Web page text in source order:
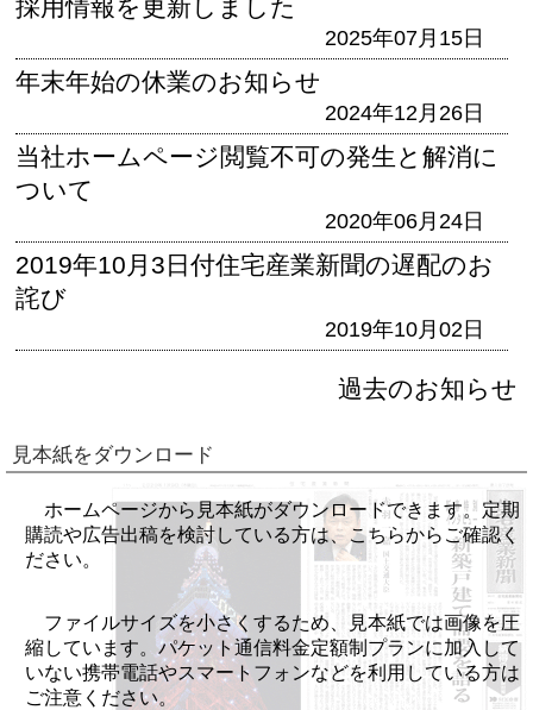
採用情報を更新しました
2025年07月15日
年末年始の休業のお知らせ
2024年12月26日
当社ホームページ閲覧不可の発生と解消に
ついて
2020年06月24日
2019年10月3日付住宅産業新聞の遅配のお
詫び
2019年10月02日
過去のお知らせ
見本紙をダウンロード
ホームページから見本紙がダウンロードできます。定期
購読や広告出稿を検討している方は、こちらからご確認く
ださい。
ファイルサイズを小さくするため、見本紙では画像を圧
縮しています。パケット通信料金定額制プランに加入して
いない携帯電話やスマートフォンなどを利用している方は
ご注意ください。